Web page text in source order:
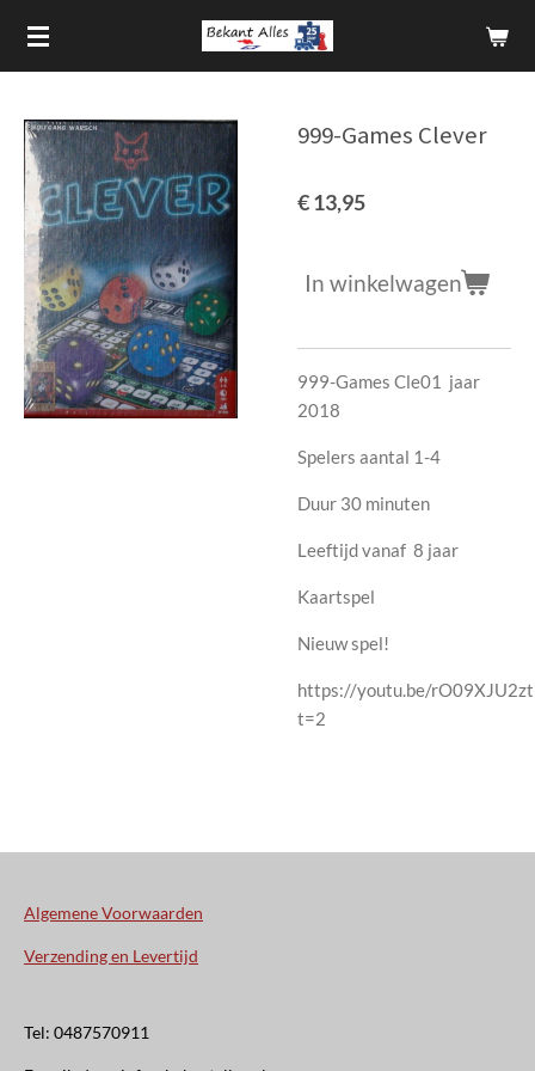
Ga
direct
hoofdinhoud
999-Games Clever
€ 13,95
In winkelwagen
999-Games Cle01 jaar
2018
Spelers aantal 1-4
Duur 30 minuten
Leeftijd vanaf 8 jaar
Kaartspel
Nieuw spel!
https://youtu.be/
t=2
Algemene Voorwaarden
Verzending en Levertijd
Tel: 0487570911